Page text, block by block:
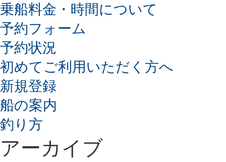
乗船料金・時間について
予約フォーム
予約状況
初めてご利用いただく方へ
新規登録
船の案内
釣り方
アーカイブ